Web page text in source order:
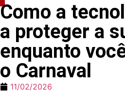
Como a
a proteger a
enquanto
o Carnaval
11/02/2026